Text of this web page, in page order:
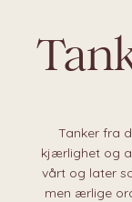
Tanker fra
kjærlighet og
vårt og later
men ærlige